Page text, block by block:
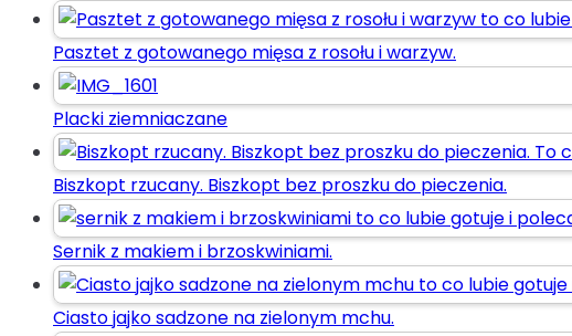
Pasztet z gotowanego mięsa z rosołu i warzyw.
Placki ziemniaczane
Biszkopt rzucany. Biszkopt bez proszku do pieczenia.
Sernik z makiem i brzoskwiniami.
Ciasto jajko sadzone na zielonym mchu.